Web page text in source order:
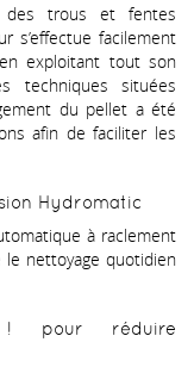
des trous et fentes
s’effectue facilement
exploitant tout son
techniques situées
du pellet a été
afin de faciliter les
Hydromatic
à raclement
nettoyage quotidien
! pour réduire